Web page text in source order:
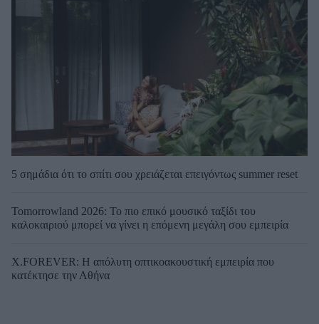
5 σημάδια ότι το σπίτι σου χρειάζεται επειγόντως summer reset
Tomorrowland 2026: Το πιο επικό μουσικό ταξίδι του
καλοκαιριού μπορεί να γίνει η επόμενη μεγάλη σου εμπειρία
X.FOREVER: Η απόλυτη οπτικοακουστική εμπειρία που
κατέκτησε την Αθήνα